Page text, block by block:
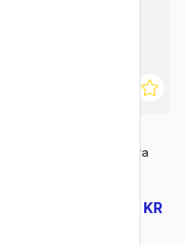
Posca Marker PC-1MR Extra
35 KR